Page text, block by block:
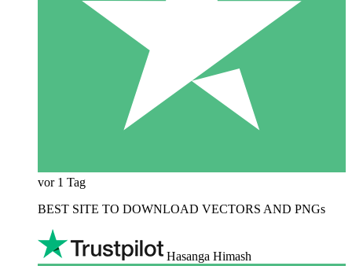
vor 1 Tag
BEST SITE TO DOWNLOAD VECTORS AND PNGs
Hasanga Himash